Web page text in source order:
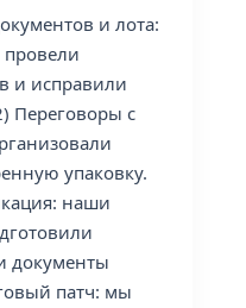
и лота:
и исправили
Переговоры с
упаковку.
наши
документы
патч: мы